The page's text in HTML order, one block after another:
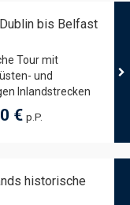
bis Belfast
Tour mit
und
Inlandstrecken
€ p.P.
historische